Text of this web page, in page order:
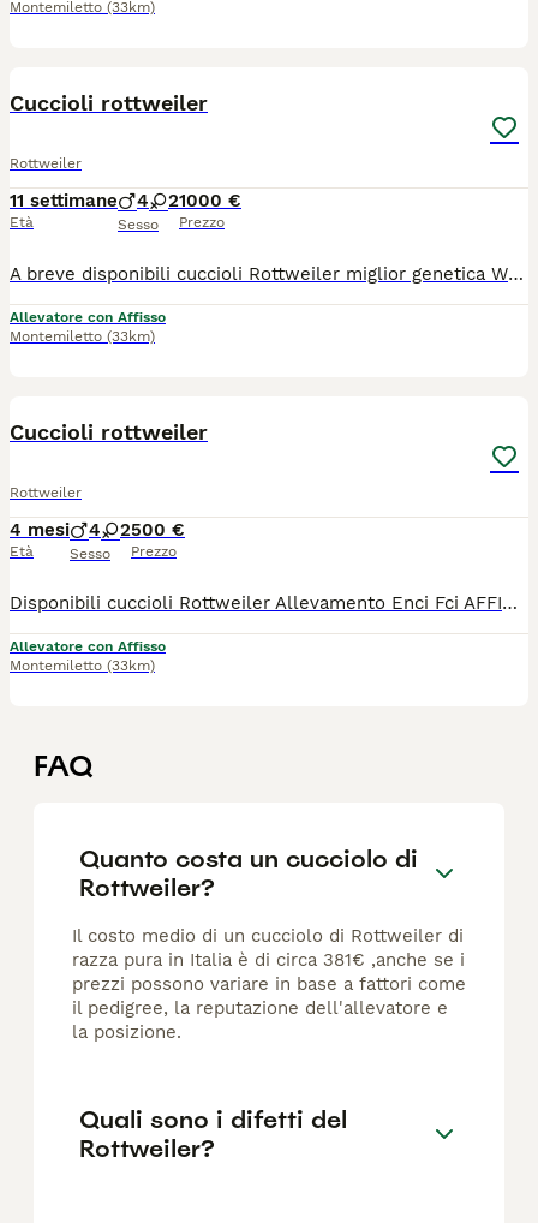
Montemiletto (33km)
Cuccioli rottweiler
Rottweiler
11 settimane
Età
4 2
Sesso
1000 €
Prezzo
A breve disponibili cuccioli Rottweiler miglior genetica WORLD Completi di vaccini,microcip, 3svermicazioni,trattamento antiparassitario,pedigree Enci Fci con affisso
Allevatore con Affisso
Montemiletto (33km)
Cuccioli rottweiler
Rottweiler
4 mesi
Età
4 2
Sesso
500 €
Prezzo
Disponibili cuccioli Rottweiler Allevamento Enci Fci AFFISSO CUCCIOLI COMPLETI DI VACCINI 3SVERMICAZIONI MICROCIP PEDIGREE ENCI FCI CON AFFISSO
Allevatore con Affisso
Montemiletto (33km)
FAQ
Quanto costa un cucciolo di
Rottweiler?
Il costo medio di un cucciolo di Rottweiler di
razza pura in Italia è di circa 381€ ,anche se i
prezzi possono variare in base a fattori come
il pedigree, la reputazione dell'allevatore e
la posizione.
Quali sono i difetti del
Rottweiler?